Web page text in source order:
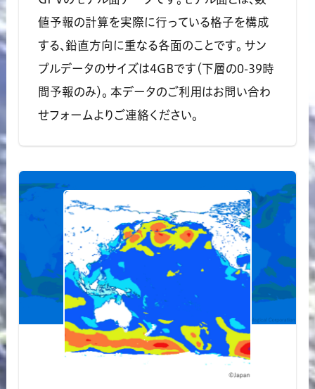
値予報の計算を実際に行っている格子を構成
する、鉛直方向に重なる各面のことです。 サン
プルデータのサイズは4GBです（下層の0-39時
間予報のみ）。 本データのご利用はお問い合わ
せフォームよりご連絡ください。